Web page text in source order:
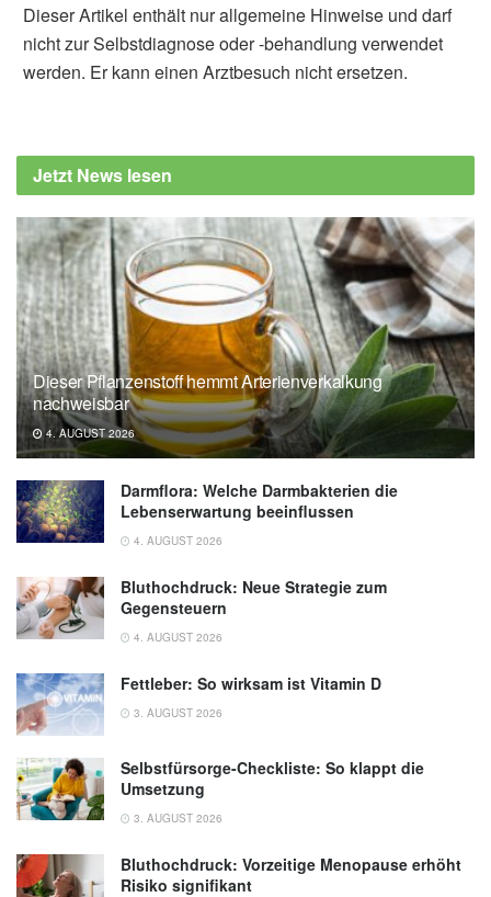
Jiang, Zhaoxue Liu, et al.: Healthy Plant-
Based Diet Is Associated With a Reduced
Large-Scale Prospective Analysis; in:
Molecular Nutrition and Food Research
(veröffentlicht 09.07.2025),Molecular
Nutrition and Food Research
Wiley: Can eating a healthy plant-based diet
help protect against inflammatory bowel
disease? (veröffentlicht 09.07.2025),Wiley
Dieser Artikel enthält nur allgemeine Hinweise und darf
nicht zur Selbstdiagnose oder -behandlung verwendet
werden. Er kann einen Arztbesuch nicht ersetzen.
Jetzt News lesen
Dieser Pflanzenstoff hemmt Arterienverkalkung
nachweisbar
4. AUGUST 2026
Darmflora: Welche Darmbakterien die
Lebenserwartung beeinflussen
4. AUGUST 2026
Bluthochdruck: Neue Strategie zum
Gegensteuern
4. AUGUST 2026
Fettleber: So wirksam ist Vitamin D
3. AUGUST 2026
Selbstfürsorge-Checkliste: So klappt die
Umsetzung
3. AUGUST 2026
Bluthochdruck: Vorzeitige Menopause erhöht
Risiko signifikant